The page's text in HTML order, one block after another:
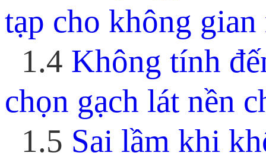
tạp cho không gian
1.4 Không tính
chọn gạch lát nền
1.5 Sai lầm khi